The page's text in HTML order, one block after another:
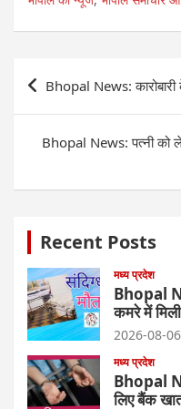
Post
navigation
Bhopal News:
Bhopal News: पत्नी को
Recent Posts
मध्य प्रदेश
Bhopal
कमरे में
2026-08-06
मध्य प्रदेश
Bhopal
लिए बैंक